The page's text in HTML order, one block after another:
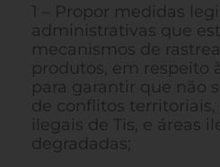
1 – Propor medidas
administrativas que
mecanismos de
produtos, em respeito
para garantir que não
de conflitos territoriais,
ilegais de Tis, e áreas
degradadas;